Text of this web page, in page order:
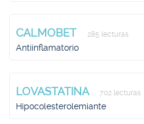
CALMOBET 285 lecturas
Antiinflamatorio
LOVASTATINA 702 lecturas
Hipocolesterolemiante